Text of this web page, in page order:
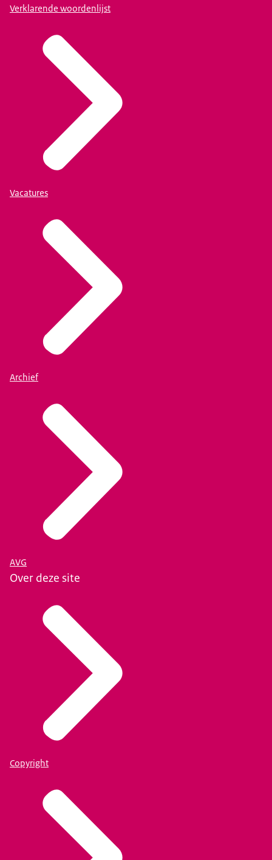
Verklarende woordenlijst
Vacatures
Archief
AVG
Over deze site
Copyright